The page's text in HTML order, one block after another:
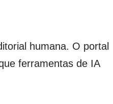
humana. O portal
ferramentas de IA